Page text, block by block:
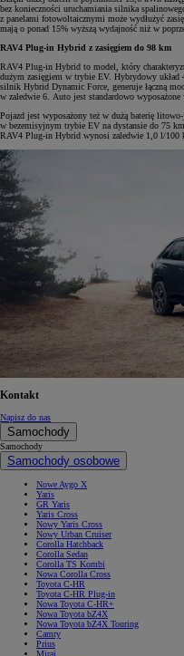
bez konieczności uruchamiania silnika
z panelami fotowoltaicznymi może wydłużyć
mają o ponad 15% wyższą wydajność niż w
RAV4 Plug-in Hybrid z zasięgiem do 98 km
RAV4 Plug-in Hybrid to model, który
dużym zasięgiem w trybie EV. Hybrydowy
silnik Hybrid Dynamic Force, generuje łączną
w zaledwie 6. Auto jest standardowo
Pojazd jest wyposażony też w dużą baterię
w bezemisyjnym trybie EV na dystansie do 75
RAV4 Plug-in Hybrid wynosi zaledwie 1,0 l/100
Kontakt
Napisz do nas
Samochody
Samochody
Samochody osobowe
Nowe Aygo X
Yaris
GR Yaris
Yaris Cross
Nowy Yaris Cross
Nowy Urban Cruiser
Corolla Hatchback
Corolla Sedan
Corolla TS Kombi
Nowa Corolla Cross
Toyota C-HR
Toyota C-HR Plug-in
Nowa Toyota C-HR+
Nowa Toyota bZ4X
Nowa Toyota bZ4X Touring
Camry
Prius
Mirai